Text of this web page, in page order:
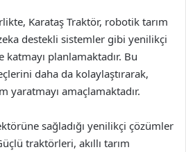
Karataş Traktör, robotik tarım
destekli sistemler gibi yenilikçi
planlamaktadır. Bu
daha da kolaylaştırarak,
yaratmayı amaçlamaktadır.
sağladığı yenilikçi çözümler
traktörleri, akıllı tarım